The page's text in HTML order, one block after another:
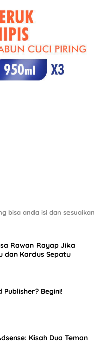
bisa anda isi dan sesuaikan
Rawan Rayap Jika
dan Kardus Sepatu
Begini!
Kisah Dua Teman